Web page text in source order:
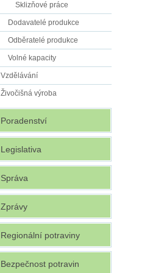
Sklizňové práce
Dodavatelé produkce
Odběratelé produkce
Volné kapacity
Vzdělávání
Živočišná výroba
Poradenství
Legislativa
Správa
Zprávy
Regionální potraviny
Bezpečnost potravin